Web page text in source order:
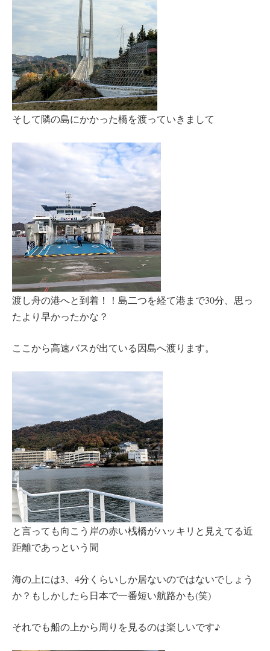
そして隣の島にかかった橋を渡っていきまして
渡し舟の港へと到着！！島二つを経て港まで30分、思っ
たより早かったかな？
ここから高速バスが出ている因島へ渡ります。
と言っても向こう岸の赤い桟橋がハッキリと見えてる近
距離であっという間
海の上には3、4分くらいしか居ないのではないでしょう
か？もしかしたら日本で一番短い航路かも(笑)
それでも船の上から周りを見るのは楽しいです♪